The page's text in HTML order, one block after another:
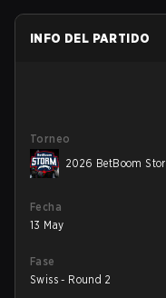
INFO DEL PARTIDO
Torneo
2026 BetBoom
Fecha
13 May
Fase
Swiss - Round 2